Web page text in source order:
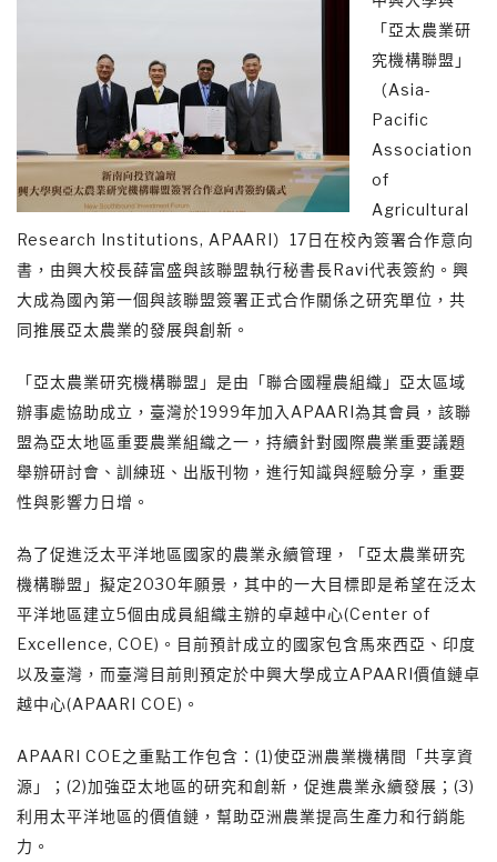
「亞太農業研
究機構聯盟」
（Asia-
Pacific
Association
of
Agricultural
Research Institutions, APAARI）17日在校內簽署合作意向
書，由興大校長薛富盛與該聯盟執行秘書長Ravi代表簽約。興
大成為國內第一個與該聯盟簽署正式合作關係之研究單位，共
同推展亞太農業的發展與創新。
「亞太農業研究機構聯盟」是由「聯合國糧農組織」亞太區域
辦事處協助成立，臺灣於1999年加入APAARI為其會員，該聯
盟為亞太地區重要農業組織之一，持續針對國際農業重要議題
舉辦研討會、訓練班、出版刊物，進行知識與經驗分享，重要
性與影響力日增。
為了促進泛太平洋地區國家的農業永續管理，「亞太農業研究
機構聯盟」擬定2030年願景，其中的一大目標即是希望在泛太
平洋地區建立5個由成員組織主辦的卓越中心(Center of
Excellence, COE)。目前預計成立的國家包含馬來西亞、印度
以及臺灣，而臺灣目前則預定於中興大學成立APAARI價值鏈卓
越中心(APAARI COE)。
APAARI COE之重點工作包含：(1)使亞洲農業機構間「共享資
源」；(2)加強亞太地區的研究和創新，促進農業永續發展；(3)
利用太平洋地區的價值鏈，幫助亞洲農業提高生產力和行銷能
力。